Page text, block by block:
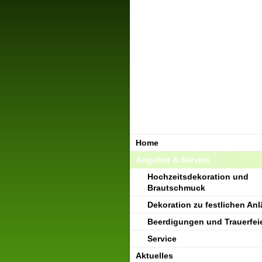
Home
Angebot & Service
Hochzeitsdekoration und
Brautschmuck
Dekoration zu festlichen
Beerdigungen und
Service
Aktuelles